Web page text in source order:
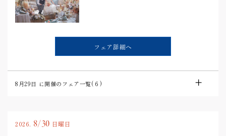
フェア詳細へ
8月29日 に開催のフェア一覧(6 )
2026. 8/30 日曜日